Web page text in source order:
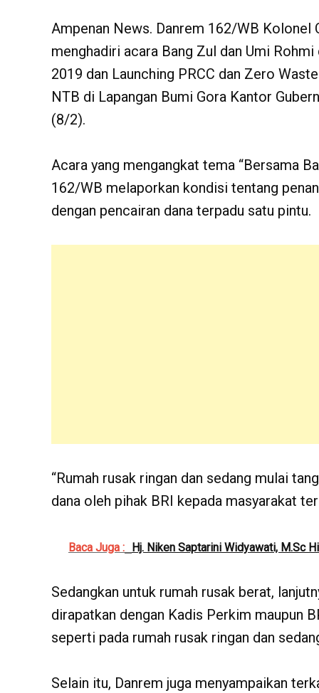
Ampenan News. Danrem 162/WB Kolonel
menghadiri acara Bang Zul dan Umi
2019 dan Launching PRCC dan Zero
NTB di Lapangan Bumi Gora Kantor
(8/2).
Acara yang mengangkat tema “Bersama
162/WB melaporkan kondisi tentang
dengan pencairan dana terpadu satu pintu.
“Rumah rusak ringan dan sedang mulai
dana oleh pihak BRI kepada masyarakat
Baca Juga : Hj. Niken Saptarini Widyawati, M.Sc
Sedangkan untuk rumah rusak berat,
dirapatkan dengan Kadis Perkim maupun
seperti pada rumah rusak ringan dan
Selain itu, Danrem juga menyampaikan